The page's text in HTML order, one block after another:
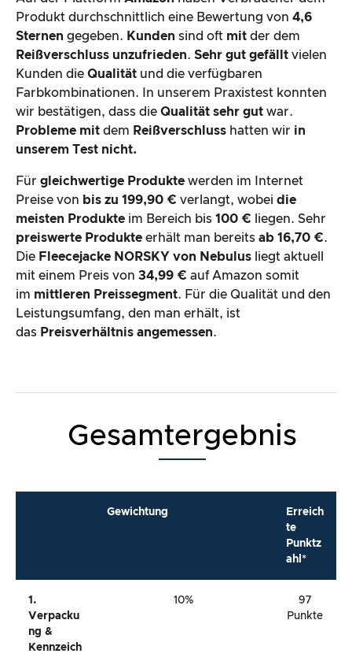
Produkt durchschnittlich eine Bewertung von 4,6
Sternen gegeben. Kunden sind oft mit der dem
Reißverschluss unzufrieden. Sehr gut gefällt vielen
Kunden die Qualität und die verfügbaren
Farbkombinationen. In unserem Praxistest konnten
wir bestätigen, dass die Qualität sehr gut war.
Probleme mit dem Reißverschluss hatten wir in
unserem Test nicht.
Für gleichwertige Produkte werden im Internet
Preise von bis zu 199,90 € verlangt, wobei die
meisten Produkte im Bereich bis 100 € liegen. Sehr
preiswerte Produkte erhält man bereits ab 16,70 €.
Die Fleecejacke NORSKY von Nebulus liegt aktuell
mit einem Preis von 34,99 € auf Amazon somit
im mittleren Preissegment. Für die Qualität und den
Leistungsumfang, den man erhält, ist
das Preisverhältnis angemessen.
Gesamtergebnis
Gewichtung
Erreich
te
Punktz
ahl*
1.
Verpacku
Ng &
Kennzeich
10%
97
Punkte